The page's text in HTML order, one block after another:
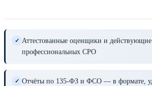
✓ Аттестованные оценщики и
профессиональных СРО
✓ Отчёты по 135-ФЗ и ФСО — в формате,